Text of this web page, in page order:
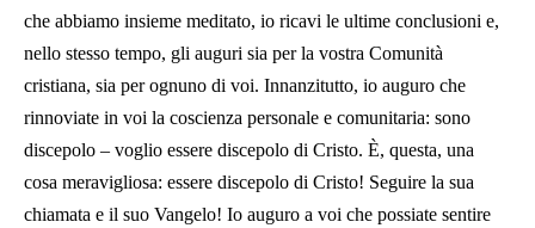
che abbiamo insieme meditato, io ricavi le ultime conclusioni e,
nello stesso tempo, gli auguri sia per la vostra Comunità
cristiana, sia per ognuno di voi. Innanzitutto, io auguro che
rinnoviate in voi la coscienza personale e comunitaria: sono
discepolo – voglio essere discepolo di Cristo. È, questa, una
cosa meravigliosa: essere discepolo di Cristo! Seguire la sua
chiamata e il suo Vangelo! Io auguro a voi che possiate sentire